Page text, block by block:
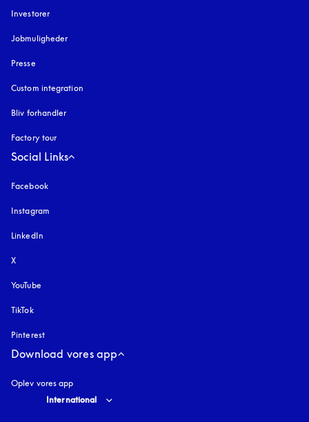
Investorer
Jobmuligheder
Presse
Custom integration
Bliv forhandler
Factory tour
Social Links
Facebook
Instagram
LinkedIn
X
YouTube
TikTok
Pinterest
Download vores app
Oplev vores app
Select country and language
International